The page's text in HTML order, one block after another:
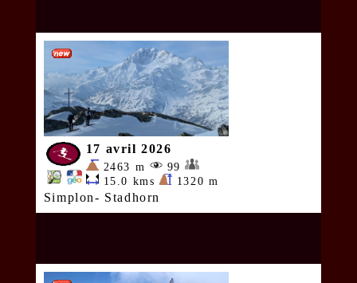
17 avril 2026
2463 m
99
15.0 kms
1320 m
Simplon- Stadhorn